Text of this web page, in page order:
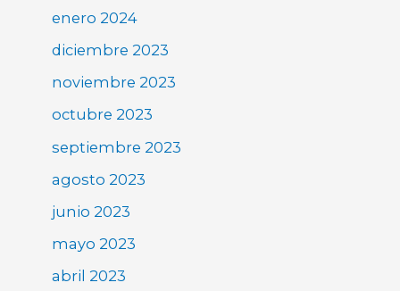
enero 2024
diciembre 2023
noviembre 2023
octubre 2023
septiembre 2023
agosto 2023
junio 2023
mayo 2023
abril 2023